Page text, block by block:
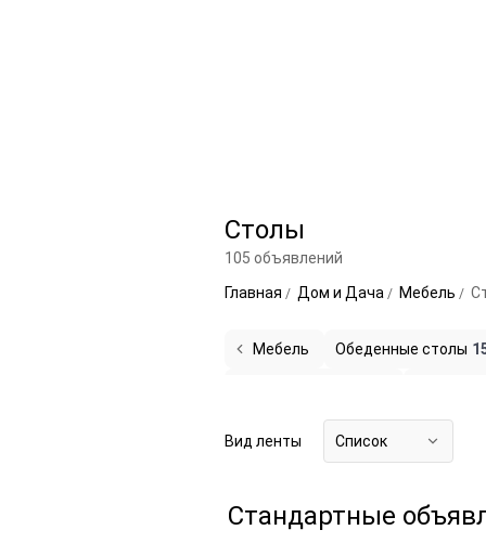
Столы
105 объявлений
Главная
Дом и Дача Мебель
Мебель Обеденные столы
Вид ленты Список
Стандартные